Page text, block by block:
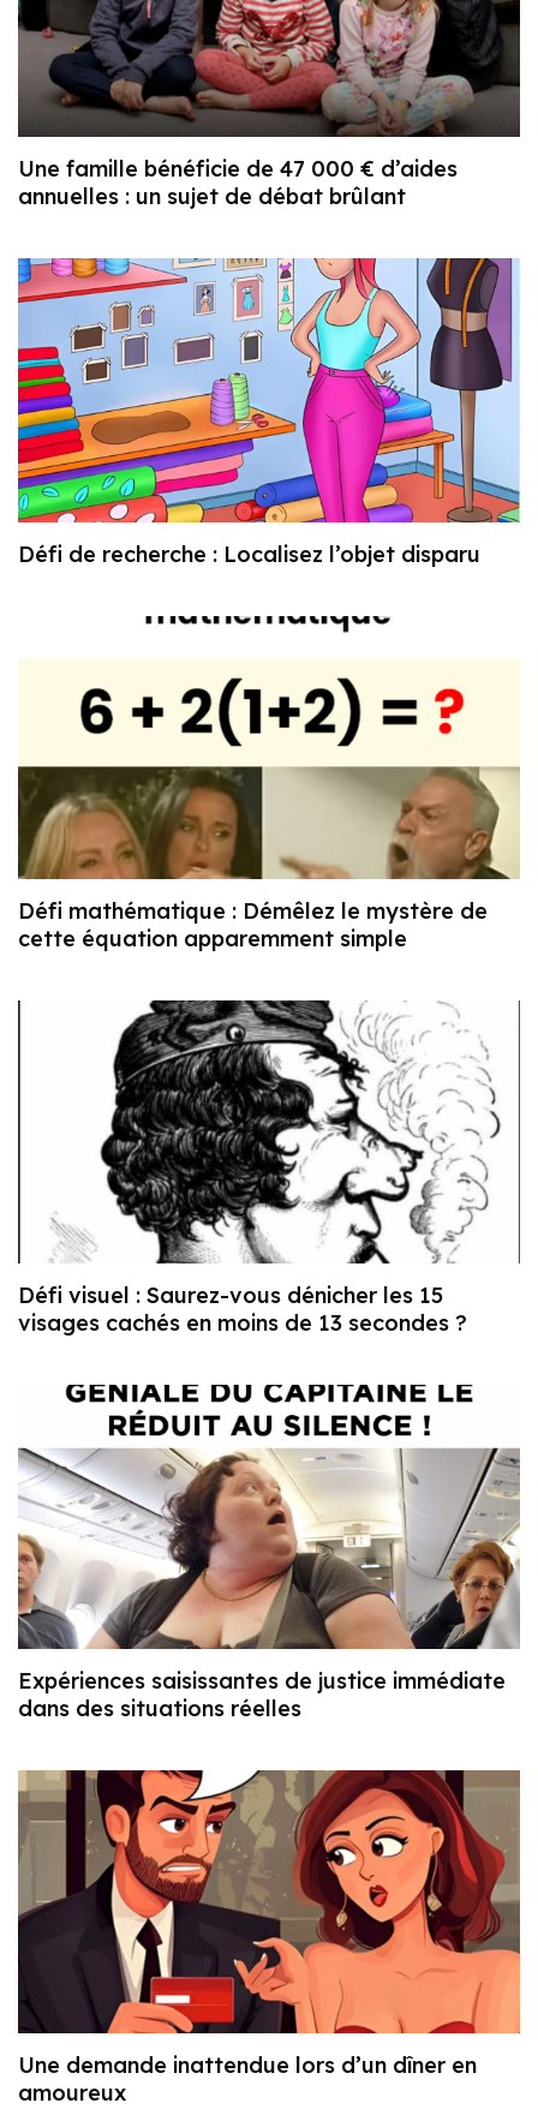
Une famille bénéficie de 47 000 € d’aides
annuelles : un sujet de débat brûlant
Défi de recherche : Localisez l’objet disparu
Défi mathématique : Démêlez le mystère de
cette équation apparemment simple
Défi visuel : Saurez-vous dénicher les 15
visages cachés en moins de 13 secondes ?
Expériences saisissantes de justice immédiate
dans des situations réelles
Une demande inattendue lors d’un dîner en
amoureux